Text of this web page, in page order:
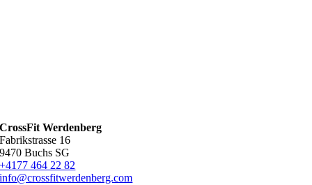
CrossFit Werdenberg
Fabrikstrasse 16
9470 Buchs SG
+4177 464 22 82
info@crossfitwerdenberg.com